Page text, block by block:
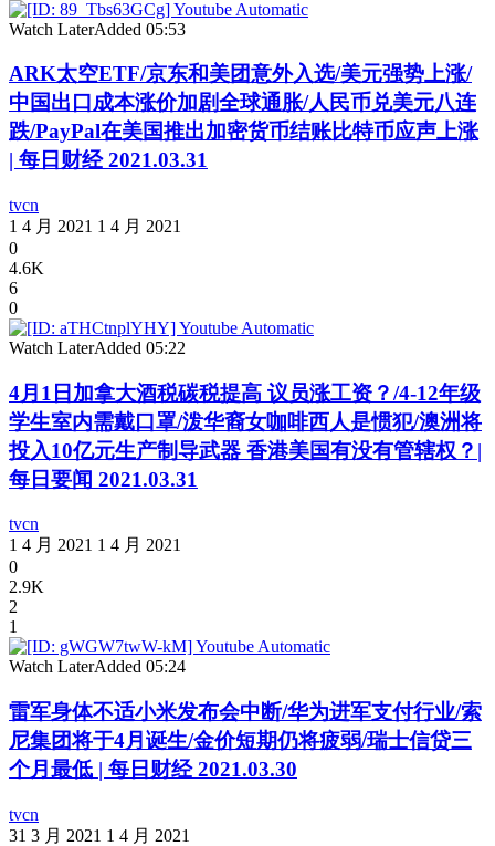
Watch LaterAdded 05:53
ARK太空ETF/京东和美团意外入选/美元强势上涨/
中国出口成本涨价加剧全球通胀/人民币兑美元八连
跌/PayPal在美国推出加密货币结账比特币应声上涨
| 每日财经 2021.03.31
tvcn
1 4 月 2021 1 4 月 2021
0
4.6K
6
0
Watch LaterAdded 05:22
4月1日加拿大酒税碳税提高 议员涨工资？/4-12年级
学生室内需戴口罩/泼华裔女咖啡西人是惯犯/澳洲将
投入10亿元生产制导武器 香港美国有没有管辖权？|
每日要闻 2021.03.31
tvcn
1 4 月 2021 1 4 月 2021
0
2.9K
2
1
Watch LaterAdded 05:24
雷军身体不适小米发布会中断/华为进军支付行业/索
尼集团将于4月诞生/金价短期仍将疲弱/瑞士信贷三
个月最低 | 每日财经 2021.03.30
tvcn
31 3 月 2021 1 4 月 2021